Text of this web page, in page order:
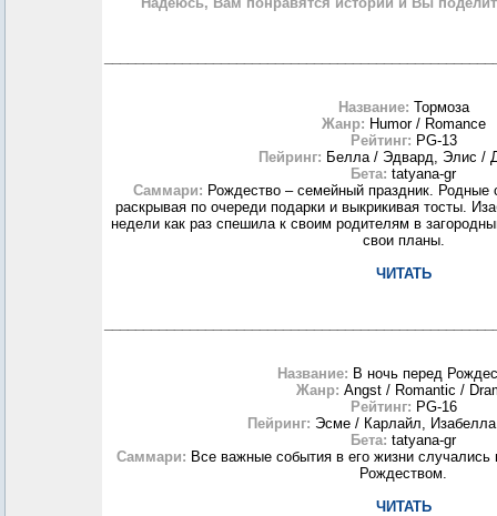
Название: Тормоза
Жанр: Humor / Romance
Рейтинг: PG-13
Пейринг: Белла / Эдвард, Элис /
Бета: tatyana-gr
Саммари: Рождество – семейный праздник. Родные
раскрывая по очереди подарки и выкрикивая тосты.
недели как раз спешила к своим родителям в
свои планы.
ЧИТАТЬ
Название: В ночь перед
Жанр: Angst / Romantic /
Рейтинг: PG-16
Пейринг: Эсме / Карлайл,
Бета: tatyana-gr
Саммари: Все важные события в его жизни
Рождеством.
ЧИТАТЬ